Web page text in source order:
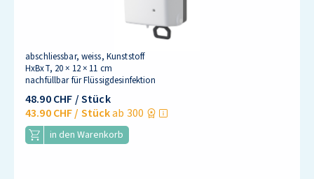
abschliessbar, weiss, Kunststoff
HxBxT, 20 × 12 × 11 cm
nachfüllbar für Flüssigdesinfektion
48.90 CHF/ Stück
43.90 CHF/ Stückab 300
in den Warenkorb